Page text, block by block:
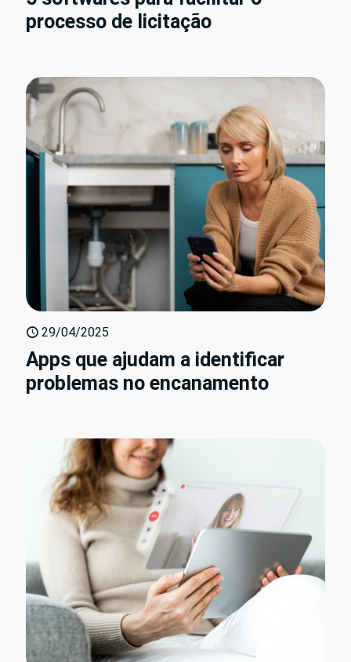
processo de licitação
29/04/2025
Apps que ajudam a identificar
problemas no encanamento